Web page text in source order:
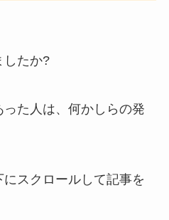
したか?
た人は、何かしらの発
スクロールして記事を